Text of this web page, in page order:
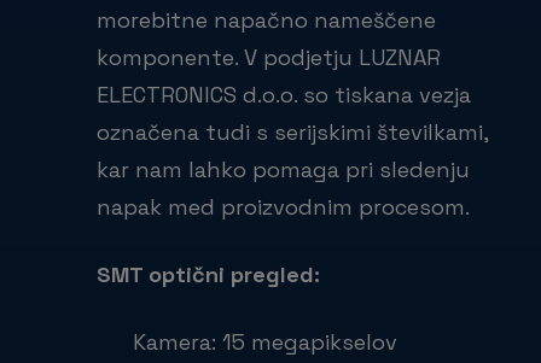
morebitne napačno nameščene
komponente. V podjetju LUZNAR
ELECTRONICS d.o.o. so tiskana vezja
označena tudi s serijskimi številkami,
kar nam lahko pomaga pri sledenju
napak med proizvodnim procesom.
SMT optični pregled:
Kamera: 15 megapikselov